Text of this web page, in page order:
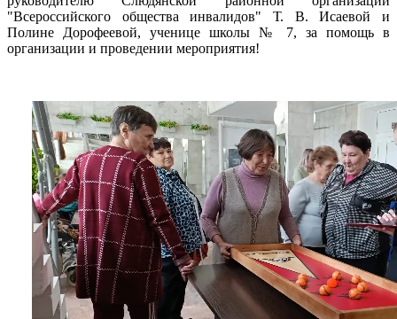
"Всероссийского общества инвалидов" Т. В. Исаевой и
Полине Дорофеевой, ученице школы № 7, за помощь в
организации и проведении мероприятия!